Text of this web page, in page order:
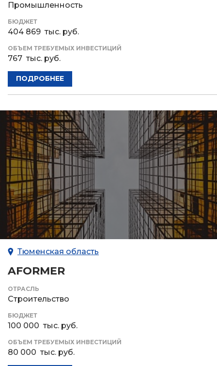
Промышленность
БЮДЖЕТ
404 869 тыс. руб.
ОБЪЕМ ТРЕБУЕМЫХ ИНВЕСТИЦИЙ
767 тыс. руб.
ПОДРОБНЕЕ
AFORMER
Тюменская область
ОТРАСЛЬ
Строительство
БЮДЖЕТ
100 000 тыс. руб.
ОБЪЕМ ТРЕБУЕМЫХ ИНВЕСТИЦИЙ
80 000 тыс. руб.